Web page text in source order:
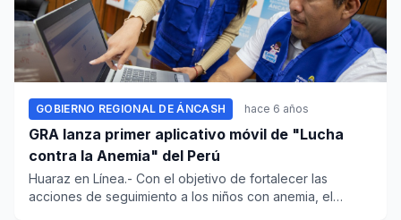
GOBIERNO REGIONAL DE ÁNCASH hace 6 años
GRA lanza primer aplicativo móvil de "Lucha
contra la Anemia" del Perú
Huaraz en Línea.- Con el objetivo de fortalecer las
acciones de seguimiento a los niños con anemia, el